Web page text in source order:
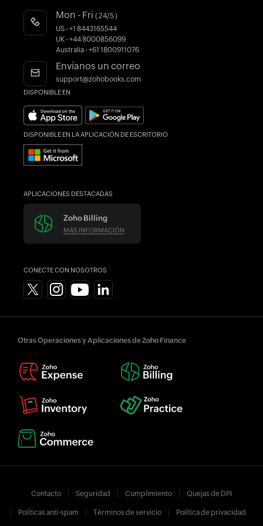
Mon - Fri ( 24/5 )
US - +1 8443165544
UK - +44 8000856099
Australia - +61 1800911076
Envíanos un correo
support@zohobooks.com
DISPONIBLE EN
DISPONIBLE EN LA APLICACIÓN DE ESCRITORIO
APLICACIONES DESTACADAS
Zoho Billing
MÁS INFORMACIÓN
CONECTE CON NOSOTROS
AI in Accounting
Forums
Novedades
Find an Accountant
Otras Operaciones y Aplicaciones de Zoho Finance
Contacto Seguridad Cumplimiento Quejas de DPI
Políticas anti-spam Términos de servicio Política de privacidad